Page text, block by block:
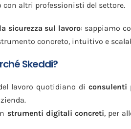
altri professionisti del settore.
sicurezza sul lavoro: sappiamo
concreto, intuitivo e
Skeddi?
lavoro quotidiano diconsulenti
strumenti digitali concreti, per